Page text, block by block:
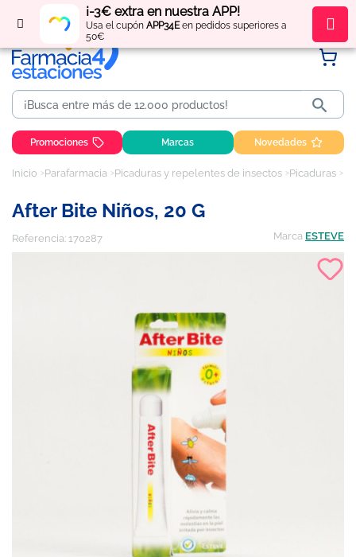
¡-3€ extra en nuestra APP!
Usa el cupón APP34Een pedidos superiores a
50€
Regístratey obténpuntos por tus compras

Promociones Marcas Novedades
Inicio Parafarmacia Picaduras y repelentes de insectos Picaduras
After Bite Niños, 20 G
Referencia: 170287 Marca ESTEVE